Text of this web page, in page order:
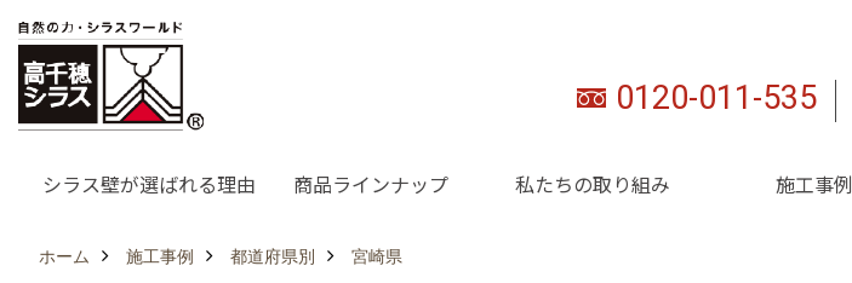
0120-011-535
シラス壁が選ばれる理由 商品ラインナップ 私たちの取り組み 施工事例
ホーム 施工事例 都道府県別 宮崎県